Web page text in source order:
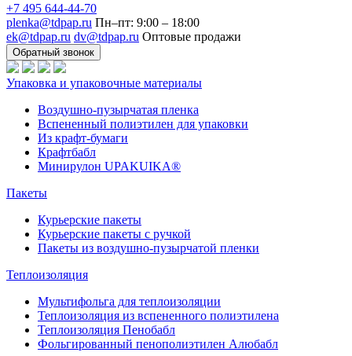
+7 495 644-44-70
plenka@tdpap.ru Пн–пт: 9:00 – 18:00
ek@tdpap.ru dv@tdpap.ru Оптовые продажи
Обратный звонок
Упаковка и упаковочные материалы
Воздушно-пузырчатая пленка
Вспененный полиэтилен для упаковки
Из крафт-бумаги
Крафтбабл
Минирулон UPAKUIKA®
Пакеты
Курьерские пакеты
Курьерские пакеты с ручкой
Пакеты из воздушно-пузырчатой пленки
Теплоизоляция
Мультифольга для теплоизоляции
Теплоизоляция из вспененного полиэтилена
Теплоизоляция Пенобабл
Фольгированный пенополиэтилен Алюбабл